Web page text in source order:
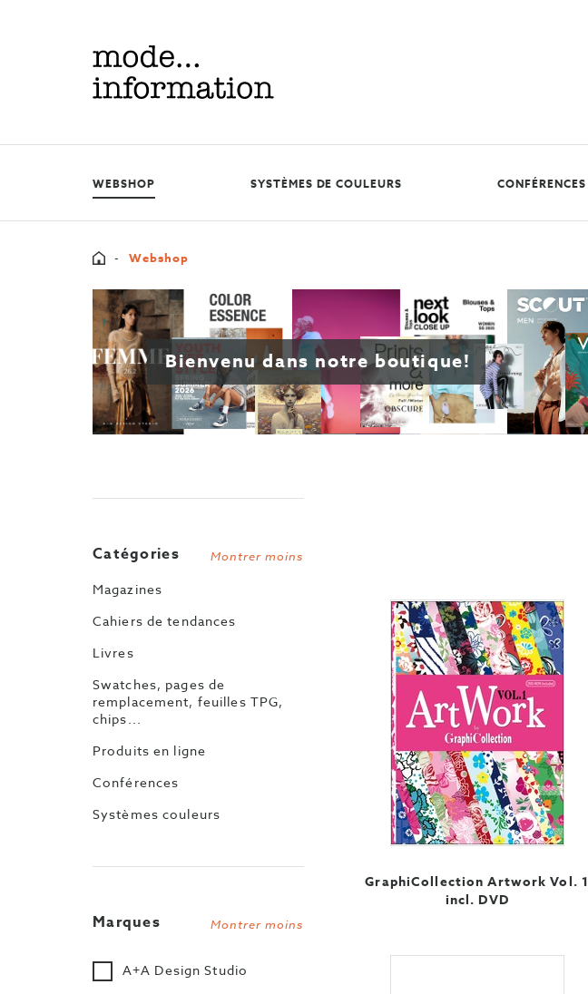
Mode
information
WEBSHOP SYSTÈMES DE COULEURS CONFÉRENCES
HomeWebshop
Bienvenu dans notre boutique!
Catégories Montrer moins
Magazines
Cahiers de tendances
Livres
Swatches, pages de
remplacement, feuilles TPG,
chips...
Produits en ligne
Conférences
Systèmes couleurs
Marques Montrer moins
A+A Design Studio
GraphiCollection Artwork Vol. 1
incl. DVD